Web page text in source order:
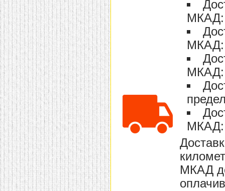
домашнем использовании.
Эта мебель имеет
некоторые преимущества
перед той же стенкой для
гостиной, к примеру,
поскольку она более
легкая и не загромождает
пространство. В спальне
этот предмет можно
поставить у изголовья
кровати, чтобы заполнить
пустующее там
место. Также стеллажи
очень часто используют в
качестве разграничителей
комнаты, например, на
рабочую зону и
пространство для отдыха.
Особенно это актуально
для однокомнатных
квартир.
МКАД:
МКАД:
МКАД:
МКАД:
МКАД